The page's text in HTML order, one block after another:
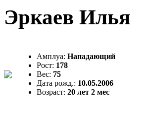
Эркаев Илья
Амплуа: Нападающий
Рост: 178
Вес: 75
Дата рожд.: 10.05.2006
Возраст: 20 лет 2 мес